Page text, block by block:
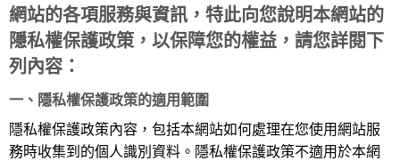
網站的各項服務與資訊，特此向您說明本網站的
隱私權保護政策，以保障您的權益，請您詳閱下
列內容：
一、隱私權保護政策的適用範圍
隱私權保護政策內容，包括本網站如何處理在您使用網站服
務時收集到的個人識別資料。隱私權保護政策不適用於本網